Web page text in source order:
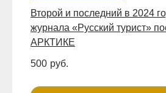
Второй и последний в 2024
журнала «Русский турист»
АРКТИКЕ
500 руб.